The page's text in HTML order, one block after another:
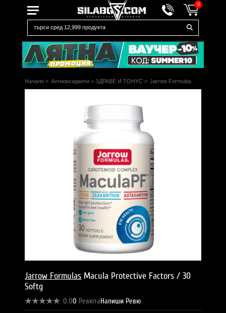
0
Начало > Антиоксиданти >ЗДРАВЕ И ТОНУС > Jarrow Formulas
Jarrow Formulas Macula Protective Factors / 30
Softg
0.00 РевютаНапиши Ревю